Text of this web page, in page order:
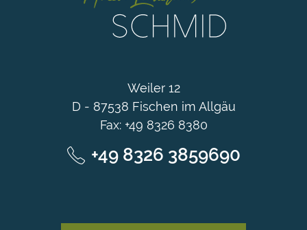
Weiler 12
D - 87538 Fischen im Allgäu
Fax: +49 8326 8380
+49 8326 3859690